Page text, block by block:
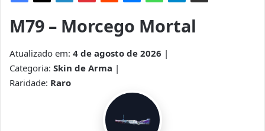
M79 – Morcego Mortal
Atualizado em: 4 de agosto de 2026 |
Categoria: Skin de Arma |
Raridade: Raro